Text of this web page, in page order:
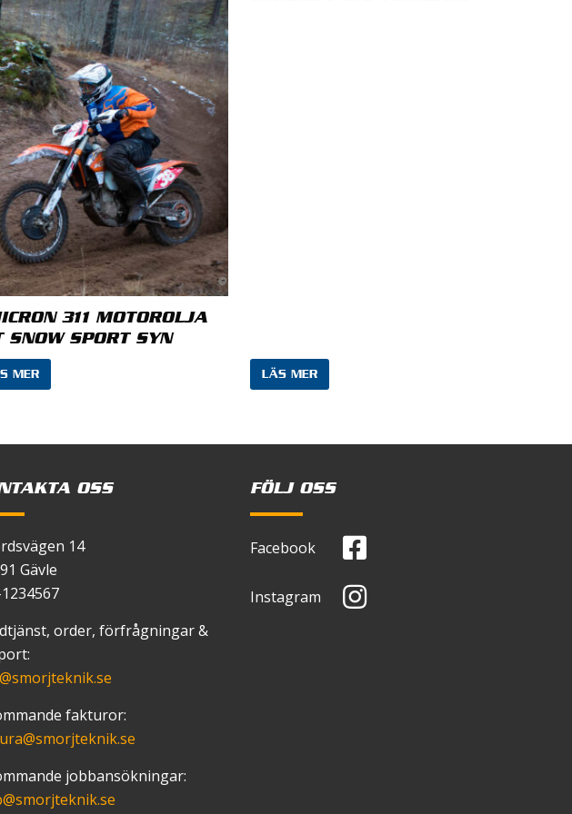
E-post*
i denna webbläsare till nästa gång jag
311 MOTOROLJA
SNOW SPORT SYN
MER LÄS MER
OSS
14
Gävle
order, förfrågningar &
@smorjteknik.se
fakturor:
@smorjteknik.se
jobbansökningar:
@smorjteknik.se
FÖLJ OSS
Facebook
Instagram